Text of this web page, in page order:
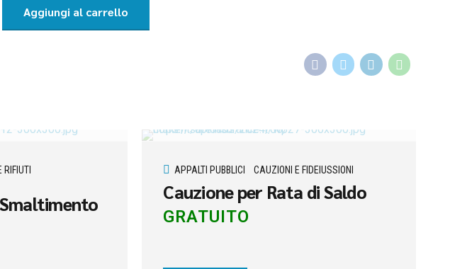
Aggiungi al carrello
APPALTI PUBBLICI CAUZIONI E FIDEIUSSIONI
Cauzione per Rata di Saldo
GRATUITO